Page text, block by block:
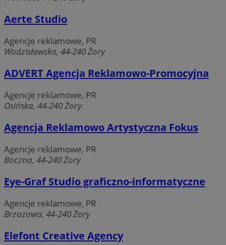
Aerte Studio
Agencje reklamowe, PR
Wodzisławska, 44-240 Żory
ADVERT Agencja Reklamowo-Promocyjna
Agencje reklamowe, PR
Osińska, 44-240 Żory
Agencja Reklamowo Artystyczna Fokus
Agencje reklamowe, PR
Boczna, 44-240 Żory
Eye-Graf Studio graficzno-informatyczne
Agencje reklamowe, PR
Brzozowa, 44-240 Żory
Elefont Creative Agency
MvSessID